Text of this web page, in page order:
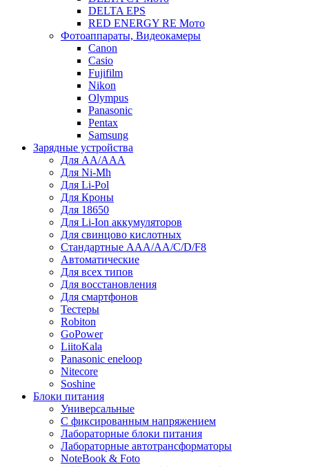
DELTA EPS
RED ENERGY RE Мото
Фотоаппараты, Видеокамеры
Canon
Casio
Fujifilm
Nikon
Olympus
Panasonic
Pentax
Samsung
Зарядные устройства
Для AA/AAA
Для Ni-Mh
Для Li-Pol
Для Кроны
Для 18650
Для Li-Ion аккумуляторов
Для свинцово кислотных
Стандартные ААА/АА/С/D/F8
Автоматические
Для всех типов
Для восстановления
Для смартфонов
Тестеры
Robiton
GoPower
LiitoKala
Panasonic eneloop
Nitecore
Soshine
Блоки питания
Универсальные
C фиксированным напряжением
Лабораторные блоки питания
Лабораторные автотрансформаторы
NoteBook & Foto